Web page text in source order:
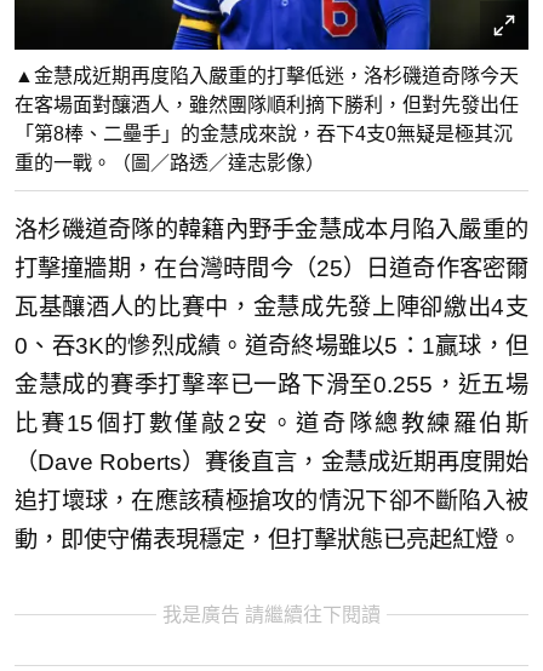
▲金慧成近期再度陷入嚴重的打擊低迷，洛杉磯道奇隊今天
在客場面對釀酒人，雖然團隊順利摘下勝利，但對先發出任
「第8棒、二壘手」的金慧成來說，吞下4支0無疑是極其沉
重的一戰。（圖／路透／達志影像）
洛杉磯道奇隊的韓籍內野手金慧成本月陷入嚴重的
打擊撞牆期，在台灣時間今（25）日道奇作客密爾
瓦基釀酒人的比賽中，金慧成先發上陣卻繳出4支
0、吞3K的慘烈成績。道奇終場雖以5：1贏球，但
金慧成的賽季打擊率已一路下滑至0.255，近五場
比賽15個打數僅敲2安。道奇隊總教練羅伯斯
（Dave Roberts）賽後直言，金慧成近期再度開始
追打壞球，在應該積極搶攻的情況下卻不斷陷入被
動，即使守備表現穩定，但打擊狀態已亮起紅燈。
我是廣告 請繼續往下閱讀